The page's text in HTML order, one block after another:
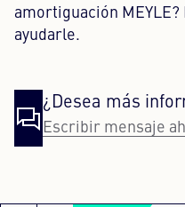
amortiguación
ayudarle.
¿Desea más
Escribir mensaje